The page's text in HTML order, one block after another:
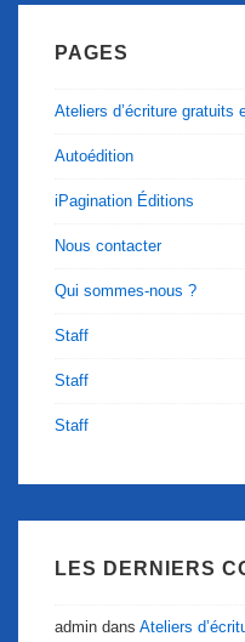
PAGES
Ateliers d’écriture gratuits
Autoédition
iPagination Éditions
Nous contacter
Qui sommes-nous ?
Staff
Staff
Staff
LES DERNIERS
admin dans Ateliers